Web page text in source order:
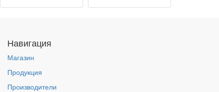
Навигация
Магазин
Продукция
Производители